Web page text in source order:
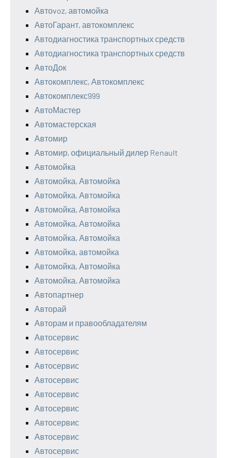
Автоvoz, автомойка
АвтоГарант, автокомплекс
Автодиагностика транспортных средств
Автодиагностика транспортных средств
АвтоДок
Автокомплекс, Автокомплекс
Автокомплекс999
АвтоМастер
Автомастерская
Автомир
Автомир, официальный дилер Renault
Автомойка
Автомойка, Автомойка
Автомойка, Автомойка
Автомойка, Автомойка
Автомойка, Автомойка
Автомойка, Автомойка
Автомойка, автомойка
Автомойка, Автомойка
Автомойка, Автомойка
Автопартнер
Авторай
Авторам и правообладателям
Автосервис
Автосервис
Автосервис
Автосервис
Автосервис
Автосервис
Автосервис
Автосервис
Автосервис